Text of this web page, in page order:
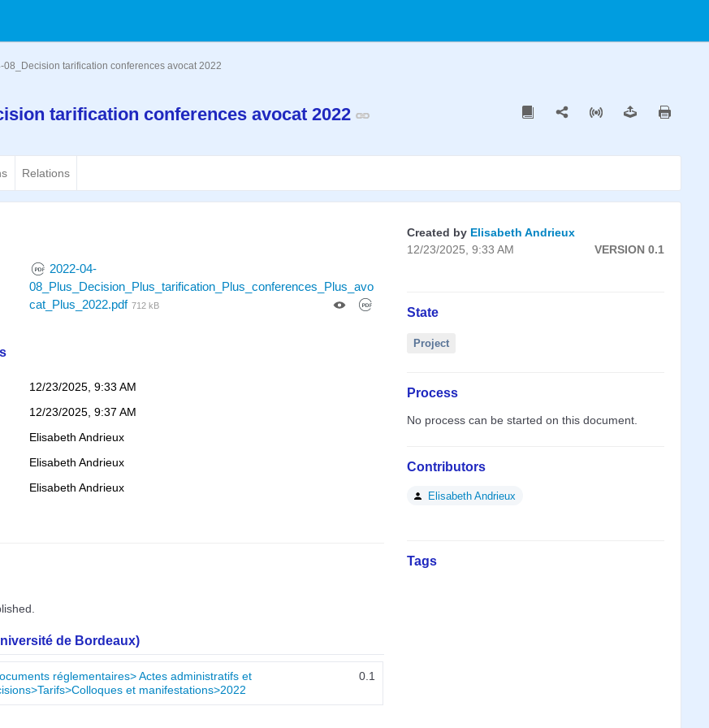
08_Decision tarification conferences avocat 2022
tarification conferences avocat 2022
Relations
2022-04-
08_Plus_Decision_Plus_tarification_Plus_conferences_Plus_avo
cat_Plus_2022.pdf 712 kB
12/23/2025, 9:33 AM
12/23/2025, 9:37 AM
Elisabeth Andrieux
Elisabeth Andrieux
Elisabeth Andrieux
de Bordeaux)
réglementaires> Actes administratifs et
et manifestations>2022
0.1
Created by Elisabeth Andrieux
12/23/2025, 9:33 AM
VERSION 0.1
State
Project
Process
No process can be started on this document.
Contributors
Elisabeth Andrieux
Tags